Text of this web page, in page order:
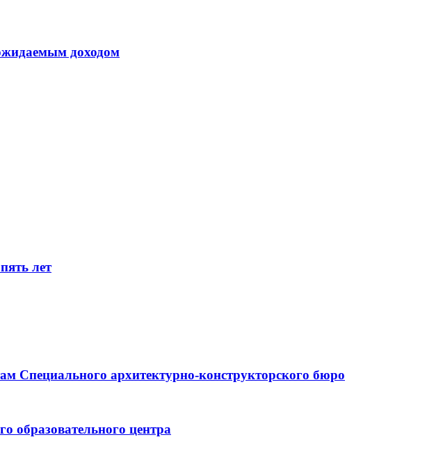
доходом
лет
Специального архитектурно-конструкторского бюро
образовательного центра